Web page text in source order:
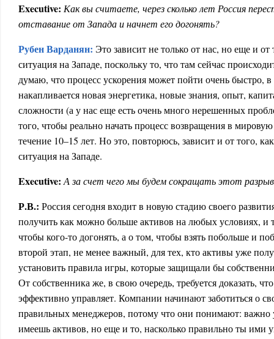
Executive: Как вы считаете, через сколько лет Россия
отставание от Запада и начнет его догонять?
Рубен Варданян: Это зависит не только от нас, но еще и от
ситуация на Западе, поскольку то, что там сейчас
думаю, что процесс ускорения может пойти очень быстро, в
накапливается новая энергетика, новые знания, опыт,
сложности (а у нас еще есть очень много нерешенных
того, чтобы реально начать процесс возвращения в
течение 10–15 лет. Но это, повторюсь, зависит и от того,
ситуация на Западе.
Executive: А за счет чего мы будем сокращать этот
Р.В.: Россия сегодня входит в новую стадию своего
получить как можно больше активов на любых условиях, и
чтобы кого-то догонять, а о том, чтобы взять побольше и
второй этап, не менее важный, для тех, кто активы уже
установить правила игры, которые защищали бы
От собственника же, в свою очередь, требуется доказать,
эффективно управляет. Компании начинают заботиться о
правильных менеджеров, потому что они понимают: важно
имеешь активов, но еще и то, насколько правильно ты ими